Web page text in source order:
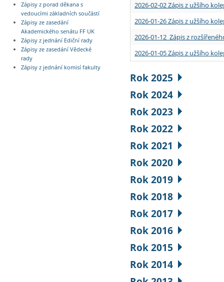
Zápisy z porad děkana s
vedoucími základních součástí
Zápisy ze zasedání
Akademického senátu FF UK
Zápisy z jednání Ediční rady
Zápisy ze zasedání Vědecké
rady
Zápisy z jednání komisí fakulty
2026-02-02 Zápis z užšího
2026-01-26 Zápis z užšího
2026-01-12 Zápis z
2026-01-05 Zápis z užšího
Rok 2025
Rok 2024
Rok 2023
Rok 2022
Rok 2021
Rok 2020
Rok 2019
Rok 2018
Rok 2017
Rok 2016
Rok 2015
Rok 2014